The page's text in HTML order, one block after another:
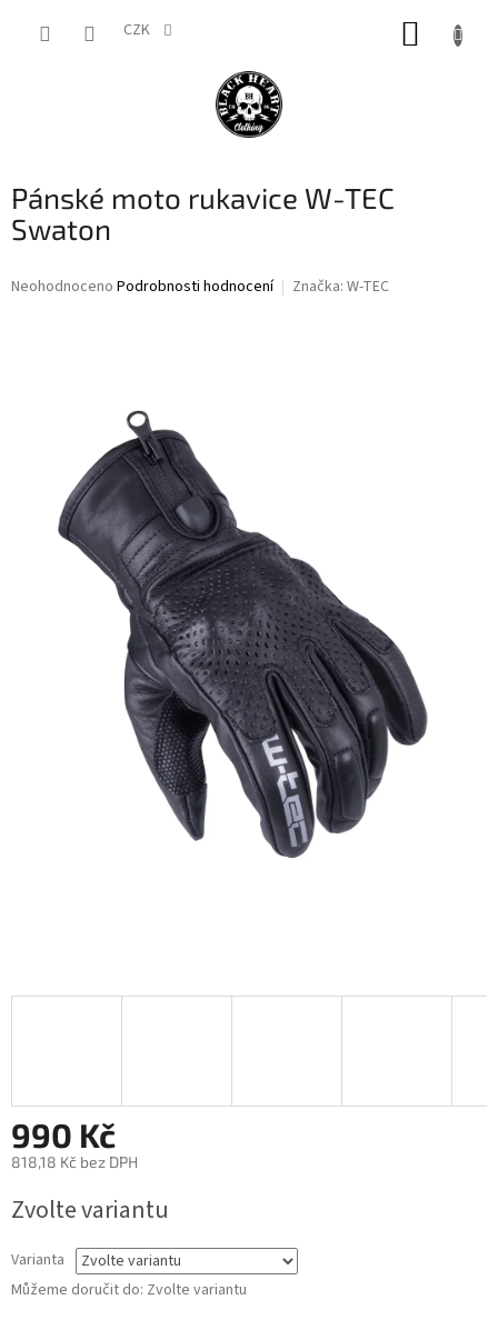
CZK
Pánské moto rukavice W-TEC
Swaton
Průměrné
Neohodnoceno Podrobnosti hodnocení Značka: W-TEC
990 Kč
818,18 Kč bez DPH
cena:
Zvolte variantu
Varianta
Můžeme doručit do: Zvolte variantu